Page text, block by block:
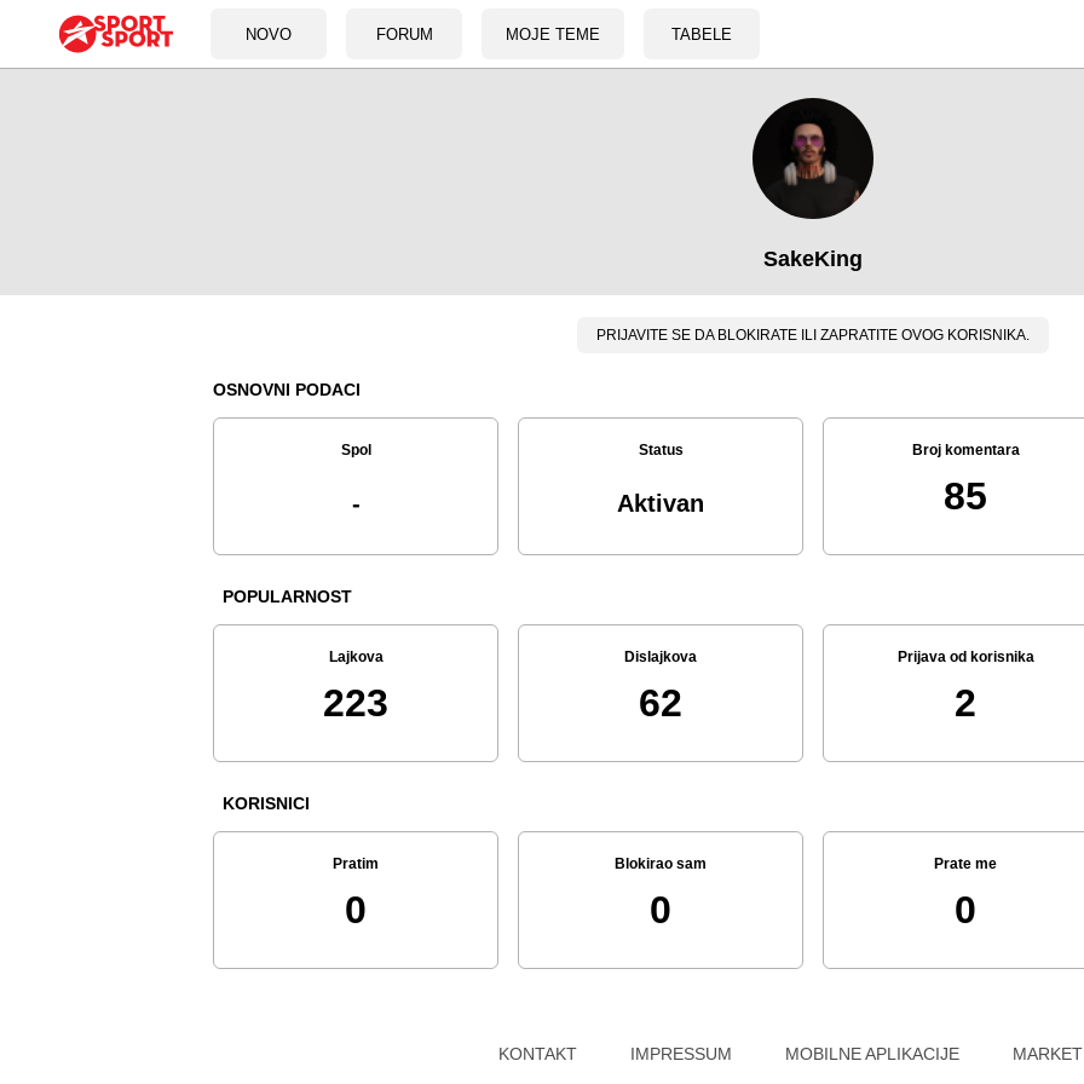
NOVO FORUM MOJE TEME TABELE
SakeKing
PRIJAVITE SE DA BLOKIRATE ILI ZAPRATITE OVOG KORISNIKA.
OSNOVNI PODACI
Spol
-
Status
Aktivan
Broj komentara
85
POPULARNOST
Lajkova
223
Dislajkova
62
Prijava od korisnika
2
KORISNICI
Pratim
0
Blokirao sam
0
Prate me
0
KONTAKT IMPRESSUM MOBILNE APLIKACIJE